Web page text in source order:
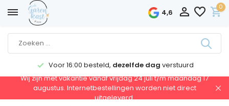
4,6
0
Voor 16:00 besteld, dezelfde dag verstuurd
Wij zijn met vakantie vanaf vrijdag 24 juli t/m maandag 17
augustus. Internetbestellingen worden niet direct
uitgeleverd.